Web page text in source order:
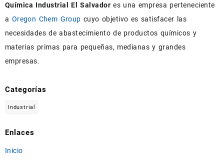
Química Industrial El Salvador es una empresa perteneciente
a Oregon Chem Group cuyo objetivo es satisfacer las
necesidades de abastecimiento de productos químicos y
materias primas para pequeñas, medianas y grandes
empresas.
Categorías
Industrial
Enlaces
Inicio